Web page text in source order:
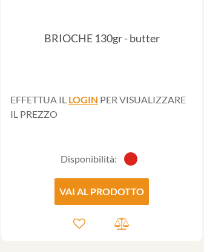
BRIOCHE 130gr - butter
EFFETTUA IL LOGIN PER VISUALIZZARE
IL PREZZO
Disponibilità:
VAI AL PRODOTTO